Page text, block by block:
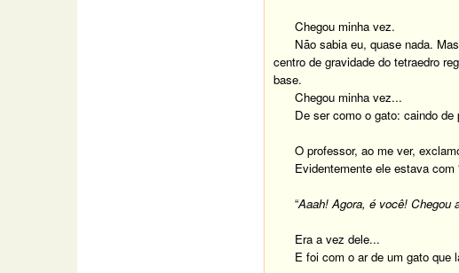
Chegou minha vez.
Não sabia eu, quase nada.
centro de gravidade do tetraedro
base.
Chegou minha vez...
De ser como o gato: caindo de
O professor, ao me ver,
Evidentemente ele estava com
“Aaah! Agora, é você! Chegou
Era a vez dele...
E foi com o ar de um gato que